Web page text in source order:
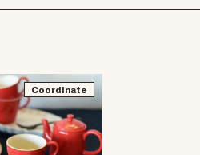
Coordinate